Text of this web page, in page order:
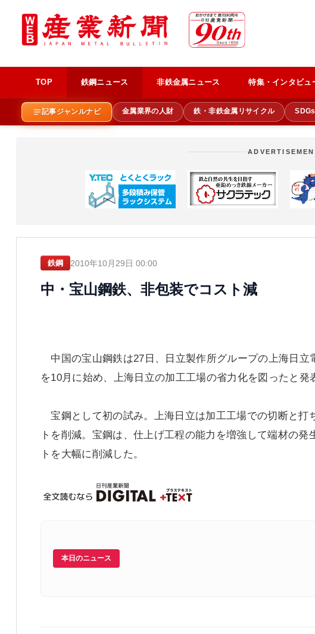
TOP 鉄鋼ニュース 非鉄金属ニュース 特集・インタビュ
記事ジャンルナビ 金属業界の人財 鉄・非鉄金属リサイクル SDGs
鉄鋼 2010年10月29日 00:00
中・宝山鋼鉄、非包装でコスト減
中国の宝山鋼鉄は27日、日立製作所グループの上海日立
を10月に始め、上海日立の加工工場の省力化を図ったと発
宝鋼として初の試み。上海日立は加工工場での切断と打
トを削減。宝鋼は、仕上げ工程の能力を増強して端材の
トを大幅に削減した。
本日のニュース